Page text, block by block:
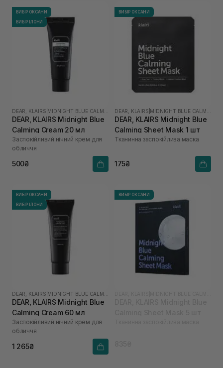
ВИБІР ОКСАНИ
ВИБІР ІЛОНИ
DEAR, KLAIRS
DEAR, KLAIRS Midnight Blue
Calming Cream 20 мл
Заспокійливий нічний крем для
обличчя
500₴
ВИБІР ОКСАНИ
DEAR, KLAIRS
DEAR, KLAIRS Midnight Blue
Calming Sheet Mask 1 шт
Тканинна заспокійлива маска
175₴
ВИБІР ОКСАНИ
ВИБІР ІЛОНИ
DEAR, KLAIRS
DEAR, KLAIRS Midnight Blue
Calming Cream 60 мл
Заспокійливий нічний крем для
обличчя
1 265₴
ВИБІР ОКСАНИ